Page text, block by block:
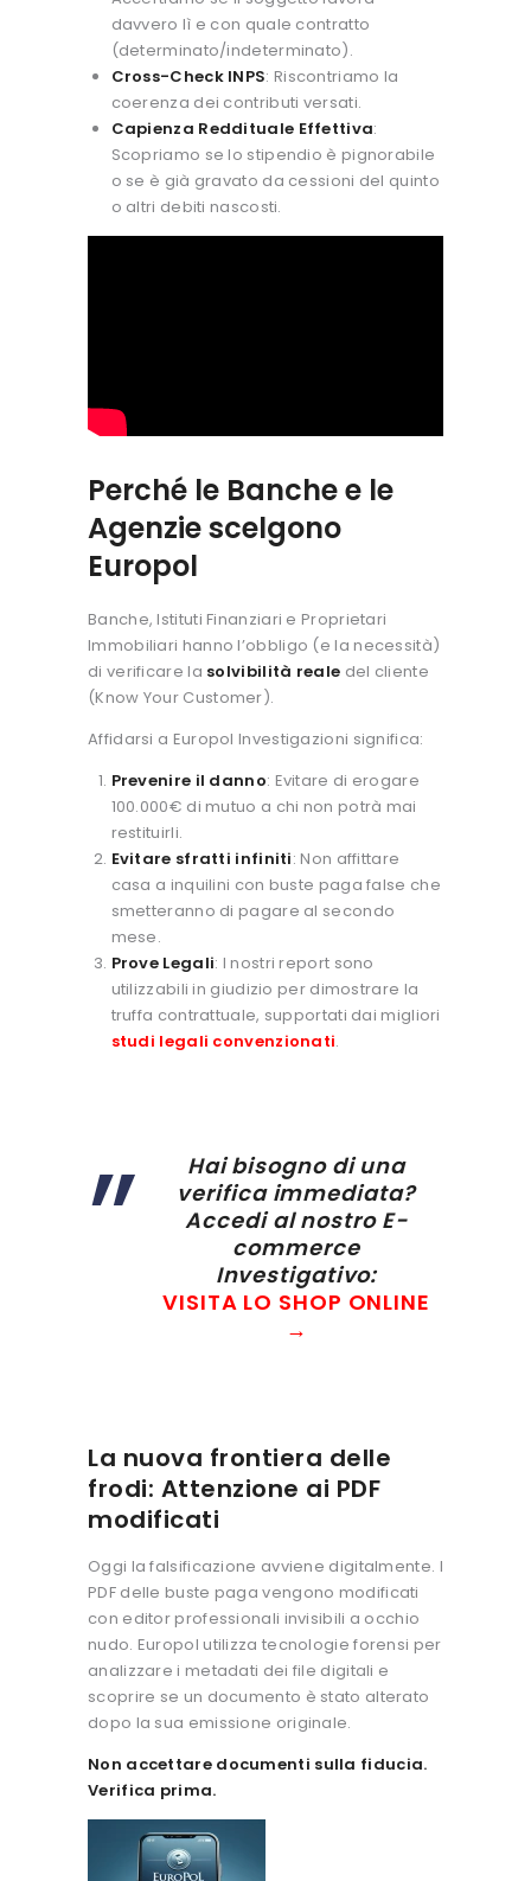
davvero lì e con quale contratto
(determinato/indeterminato).
Cross-Check INPS: Riscontriamo la
coerenza dei contributi versati.
Capienza Reddituale Effettiva:
Scopriamo se lo stipendio è pignorabile
o se è già gravato da cessioni del quinto
o altri debiti nascosti.
Perché le Banche e le
Agenzie scelgono
Europol
Banche, Istituti Finanziari e Proprietari
Immobiliari hanno l’obbligo (e la necessità)
di verificare la solvibilità reale del cliente
(Know Your Customer).
Affidarsi a Europol Investigazioni significa:
Prevenire il danno: Evitare di erogare
100.000€ di mutuo a chi non potrà mai
restituirli.
Evitare sfratti infiniti: Non affittare
casa a inquilini con buste paga false che
smetteranno di pagare al secondo
mese.
Prove Legali: I nostri report sono
utilizzabili in giudizio per dimostrare la
truffa contrattuale, supportati dai migliori
studi legali convenzionati.
Hai bisogno di una
verifica immediata?
Accedi al nostro E-
commerce
Investigativo:
VISITA LO SHOP ONLINE
→
La nuova frontiera delle
frodi: Attenzione ai PDF
modificati
Oggi la falsificazione avviene digitalmente. I
PDF delle buste paga vengono modificati
con editor professionali invisibili a occhio
nudo. Europol utilizza tecnologie forensi per
analizzare i metadati dei file digitali e
scoprire se un documento è stato alterato
dopo la sua emissione originale.
Non accettare documenti sulla fiducia.
Verifica prima.